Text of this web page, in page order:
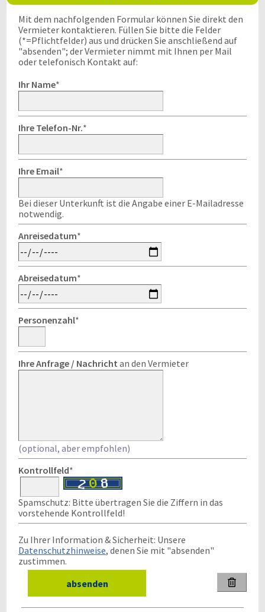
Mit dem nachfolgenden Formular können Sie direkt den
Vermieter kontaktieren. Füllen Sie bitte die Felder
(*=Pflichtfelder) aus und drücken Sie anschließend auf
"absenden"; der Vermieter nimmt mit Ihnen per Mail
oder telefonisch Kontakt auf:
Ihr Name*
Ihre Telefon-Nr.*
Ihre Email*
Bei dieser Unterkunft ist die Angabe einer E-Mailadresse
notwendig.
Anreisedatum*
Abreisedatum*
Personenzahl*
Ihre Anfrage / Nachricht an den Vermieter
(optional, aber empfohlen)
Kontrollfeld*
Spamschutz: Bitte übertragen Sie die Ziffern in das
vorstehende Kontrollfeld!
Zu Ihrer Information & Sicherheit: Unsere
Datenschutzhinweise, denen Sie mit "absenden"
zustimmen.
